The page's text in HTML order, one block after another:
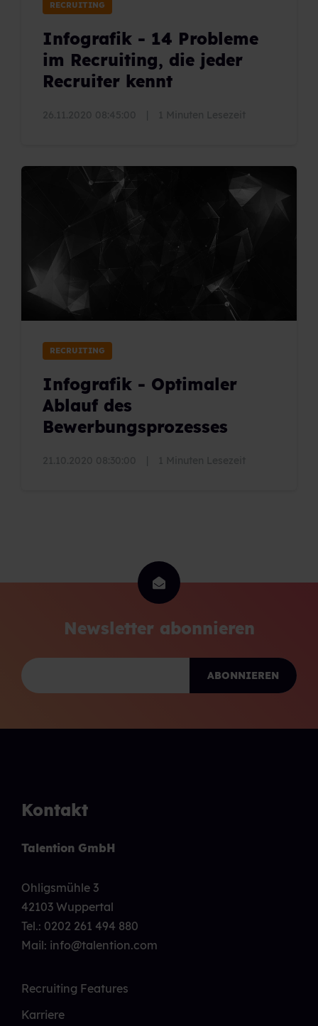
RECRUITING
Infografik - 14 Probleme
im Recruiting, die jeder
Recruiter kennt
RECRUITING
Infografik - Optimaler
Ablauf des
Bewerbungsprozesses
Newsletter abonnieren
Kontakt
Talention GmbH
Ohligsmühle 3
42103 Wuppertal
Tel.: 0202 261 494 880
Mail: info@talention.com
Recruiting Features
Karriere